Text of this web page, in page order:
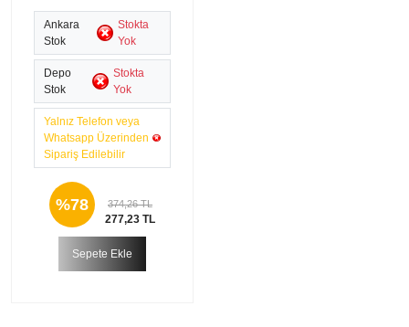
Ankara
Stok
Stokta
Yok
Depo
Stok
Stokta
Yok
Yalnız Telefon veya
Whatsapp Üzerinden
Sipariş Edilebilir
%78 374,26 TL
277,23 TL
Sepete Ekle